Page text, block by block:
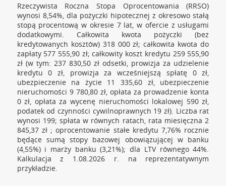
Rzeczywista Roczna Stopa Oprocentowania (RRSO)
wynosi 8,54%, dla pożyczki hipotecznej z okresowo stałą
stopą procentową w okresie 7 lat, w ofercie z usługami
dodatkowymi. Całkowita kwota pożyczki (bez
kredytowanych kosztów) 318 000 zł; całkowita kwota do
zapłaty 577 555,90 zł; całkowity koszt kredytu 259 555,90
zł (w tym: 237 830,50 zł odsetki, prowizja za udzielenie
kredytu 0 zł, prowizja za wcześniejszą spłatę 0 zł,
ubezpieczenie na życie 11 335,60 zł, ubezpieczenie
nieruchomości 9 780,80 zł, opłata za prowadzenie konta
0 zł, opłata za wycenę nieruchomości lokalowej 590 zł,
podatek od czynności cywilnoprawnych 19 zł). Liczba rat
wynosi 199; spłata w równych ratach, rata miesięczna 2
845,37 zł ; oprocentowanie stałe kredytu 7,76% rocznie
będące sumą stopy bazowej obowiązującej w banku
(4,55%) i marży banku (3,21%); dla LTV równego 44%.
Kalkulacja z 1.08.2026 r. na reprezentatywnym
przykładzie.